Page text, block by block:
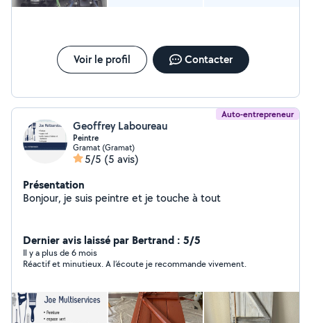
Voir le profil Contacter
Auto-entrepreneur
Geoffrey Laboureau
Peintre
Gramat (Gramat)
5/5 (5 avis)
Présentation
Bonjour, je suis peintre et je touche à tout
Dernier avis laissé par Bertrand : 5/5
Il y a plus de 6 mois
Réactif et minutieux. A l’écoute je recommande vivement.